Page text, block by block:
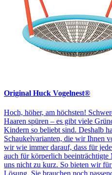
Original Huck Vogelnest®
Hoch, höher, am höchsten!
Haaren spüren – es gibt viele
Kindern so beliebt sind. Deshalb
Schaukelvarianten, die wir Ihnen
wir wie immer darauf, dass für
auch für körperlich beeinträchtigte
uns nicht zu kurz. So bieten wir
Lösung. Sie brauchen noch